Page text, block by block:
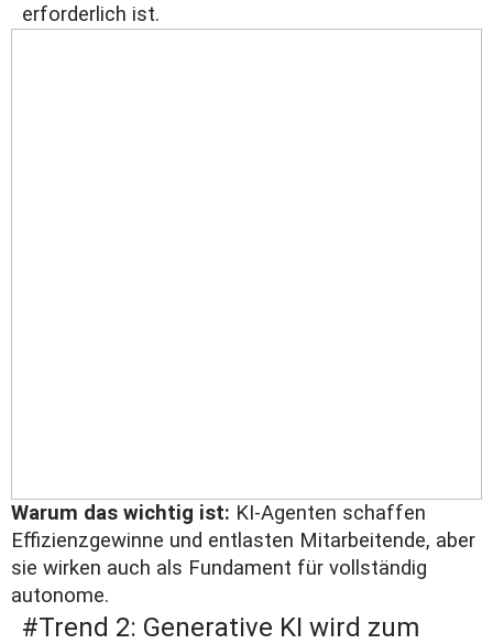
erforderlich ist.
Warum das wichtig ist: KI‑Agenten schaffen
Effizienzgewinne und entlasten Mitarbeitende, aber
sie wirken auch als Fundament für vollständig
autonome.
#Trend 2: Generative KI wird zum